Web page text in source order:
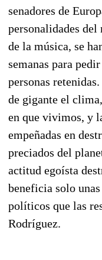
senadores de
personalidades
de la música, se
semanas para
personas
de gigante el
en que vivimos, y
empeñadas en
preciados del
actitud egoísta
beneficia solo
políticos que las
Rodríguez.